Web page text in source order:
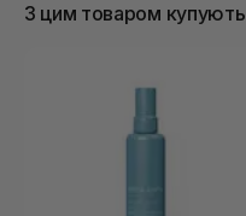
З цим товаром купують